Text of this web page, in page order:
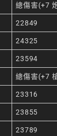
總傷害(+7
22849
24325
23594
總傷害(+7
23316
23855
23789